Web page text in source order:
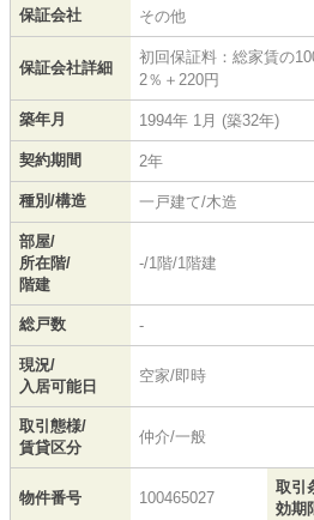
保証会社 その他
保証会社詳細
初回保証料：総家賃の
2％＋220円
築年月 1994年 1月 (築32年)
契約期間 2年
種別/構造 一戸建て/木造
部屋/
所在階/
階建
-/1階/1階建
総戸数 -
現況/
入居可能日
空家/即時
取引態様/
賃貸区分
仲介/一般
物件番号 100465027
取引
効期